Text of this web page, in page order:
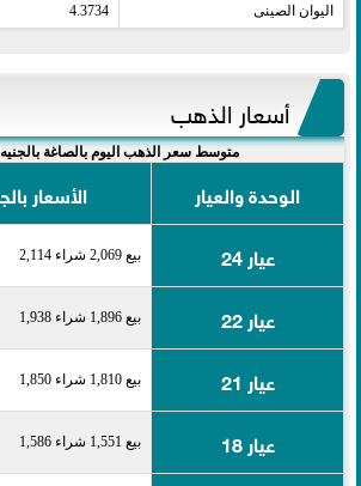
اليوان الصينى​ 4.3734
أسعار الذهب
متوسط سعر الذهب اليوم بالصاغة
الوحدة والعيار
الأسعار
عيار 24
بيع 2,069 شراء 2,114
عيار 22 بيع 1,896 شراء 1,938
عيار 21 بيع 1,810 شراء 1,850
عيار 18 بيع 1,551 شراء 1,586